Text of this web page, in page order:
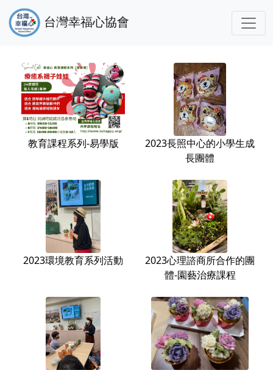
台灣幸福心協會
教育課程系列-易學版
2023長照中心的小學生成
長團體
2023環境教育系列活動
2023心理諮商所合作的團
體-園藝治療課程